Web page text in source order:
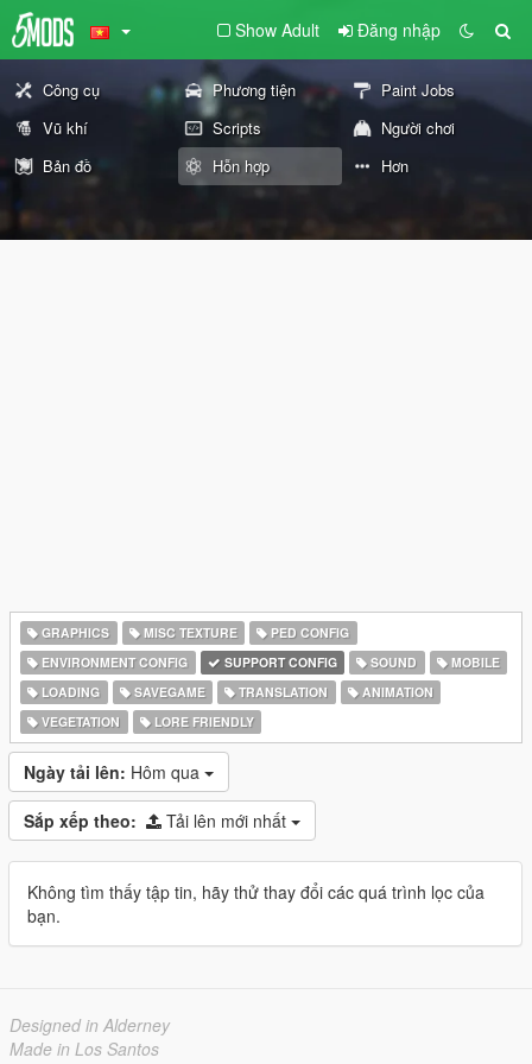
Show Adult Đăng nhập
Công cụ Phương tiện
Paint Jobs
Vũ khí
Scripts
Người chơi
Bản đồ
Hỗn hợp Hơn
GRAPHICS MISC TEXTURE
PED CONFIG
ENVIRONMENT CONFIG
SUPPORT CONFIG SOUND
MOBILE
LOADING
SAVEGAME TRANSLATION
ANIMATION
VEGETATION
LORE FRIENDLY
Ngày tải lên: Hôm qua
Sắp xếp theo: Tải lên mới nhất
Không tìm thấy tập tin, hãy thử thay đổi các quá trình lọc của
bạn.
Designed in Alderney
Made in Los Santos